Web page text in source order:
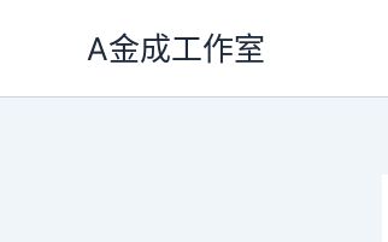
A金成工作室